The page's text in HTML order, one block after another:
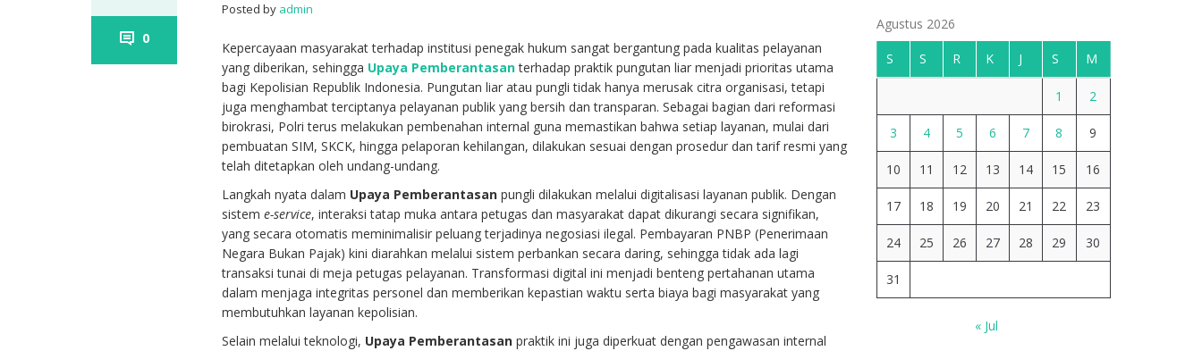
0
Posted by admin
Kepercayaan masyarakat terhadap institusi penegak hukum sangat bergantung pada kualitas pelayanan
yang diberikan, sehingga Upaya Pemberantasanterhadap praktik pungutan liar menjadi prioritas utama
bagi Kepolisian Republik Indonesia. Pungutan liar atau pungli tidak hanya merusak citra organisasi, tetapi
juga menghambat terciptanya pelayanan publik yang bersih dan transparan. Sebagai bagian dari reformasi
birokrasi, Polri terus melakukan pembenahan internal guna memastikan bahwa setiap layanan, mulai dari
pembuatan SIM, SKCK, hingga pelaporan kehilangan, dilakukan sesuai dengan prosedur dan tarif resmi yang
telah ditetapkan oleh undang-undang.
Langkah nyata dalam Upaya Pemberantasan pungli dilakukan melalui digitalisasi layanan publik. Dengan
sisteme-service, interaksi tatap muka antara petugas dan masyarakat dapat dikurangi secara signifikan,
yang secara otomatis meminimalisir peluang terjadinya negosiasi ilegal. Pembayaran PNBP (Penerimaan
Negara Bukan Pajak) kini diarahkan melalui sistem perbankan secara daring, sehingga tidak ada lagi
transaksi tunai di meja petugas pelayanan. Transformasi digital ini menjadi benteng pertahanan utama
dalam menjaga integritas personel dan memberikan kepastian waktu serta biaya bagi masyarakat yang
membutuhkan layanan kepolisian.
Selain melalui teknologi, Upaya Pemberantasan praktik ini juga diperkuat dengan pengawasan internal
Agustus 2026
S S R K J S M
1 2
3 4 5 6 7 8 9
10 11 12 13 14 15 16
17 18 19 20 21 22 23
24 25 26 27 28 29 30
31
« Jul